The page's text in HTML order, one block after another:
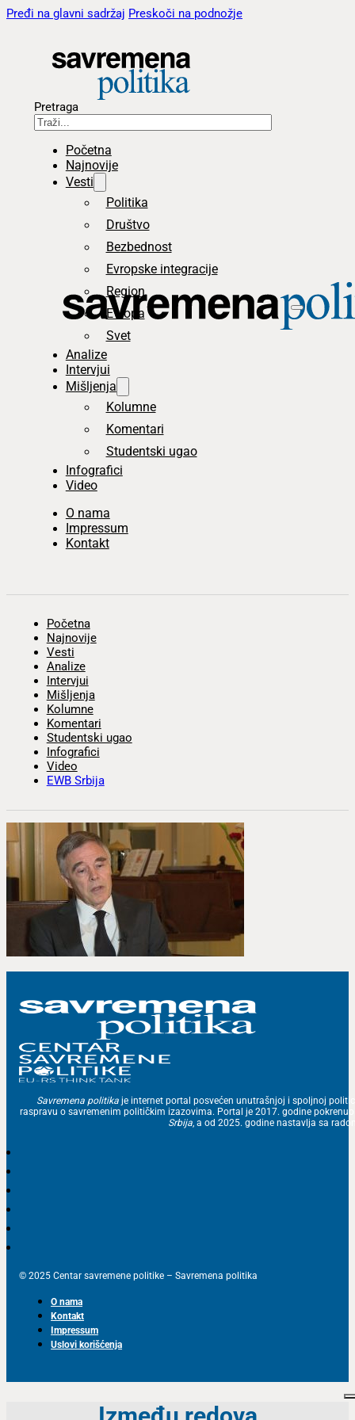
Pređi na glavni sadržaj Preskoči na podnožje
Pretraga
Početna
Najnovije
Vesti
Politika
Društvo
Bezbednost
Evropske integracije
Region
Evropa
Svet
Analize
Intervjui
Mišljenja
Kolumne
Komentari
Studentski ugao
Infografici
Video
O nama
Impressum
Kontakt
Početna
Najnovije
Vesti
Analize
Intervjui
Mišljenja
Kolumne
Komentari
Studentski ugao
Infografici
Video
EWB Srbija
Savremena politika je internet portal posvećen unutrašnjoj i spoljnoj
raspravu o savremenim političkim izazovima. Portal je 2017. godine
Srbija, a od 2025. godine nastavlja sa
© 2025 Centar savremene politike – Savremena politika
O nama
Kontakt
Impressum
Uslovi korišćenja